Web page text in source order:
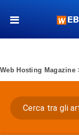
Web Hosting Magazine